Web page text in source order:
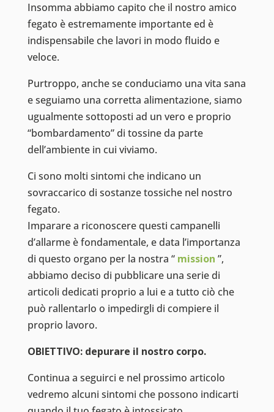
Insomma abbiamo capito che il nostro amico
fegato è estremamente importante ed è
indispensabile che lavori in modo fluido e
veloce.
Purtroppo, anche se conduciamo una vita sana
e seguiamo una corretta alimentazione, siamo
ugualmente sottoposti ad un vero e proprio
“bombardamento” di tossine da parte
dell’ambiente in cui viviamo.
Ci sono molti sintomi che indicano un
sovraccarico di sostanze tossiche nel nostro
fegato.
Imparare a riconoscere questi campanelli
d’allarme è fondamentale, e data l’importanza
di questo organo per la nostra “ mission ”,
abbiamo deciso di pubblicare una serie di
articoli dedicati proprio a lui e a tutto ciò che
può rallentarlo o impedirgli di compiere il
proprio lavoro.
OBIETTIVO: depurare il nostro corpo.
Continua a seguirci e nel prossimo articolo
vedremo alcuni sintomi che possono indicarti